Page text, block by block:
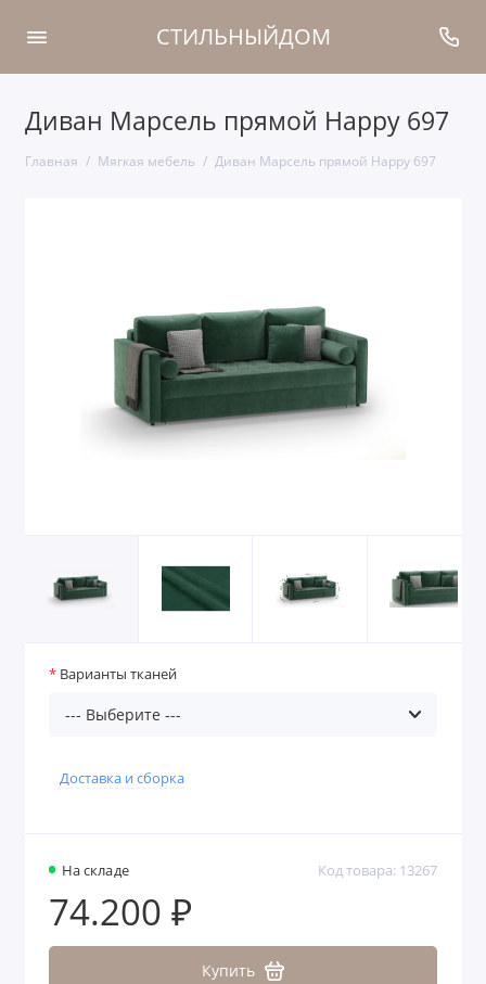
СТИЛЬНЫЙДОМ
Диван Марсель прямой Happy 697
Главная Мягкая мебель Диван Марсель прямой Happy 697
На складе Код товара: 13267
74.200 ₽
Купить
Варианты тканей
Доставка и сборка